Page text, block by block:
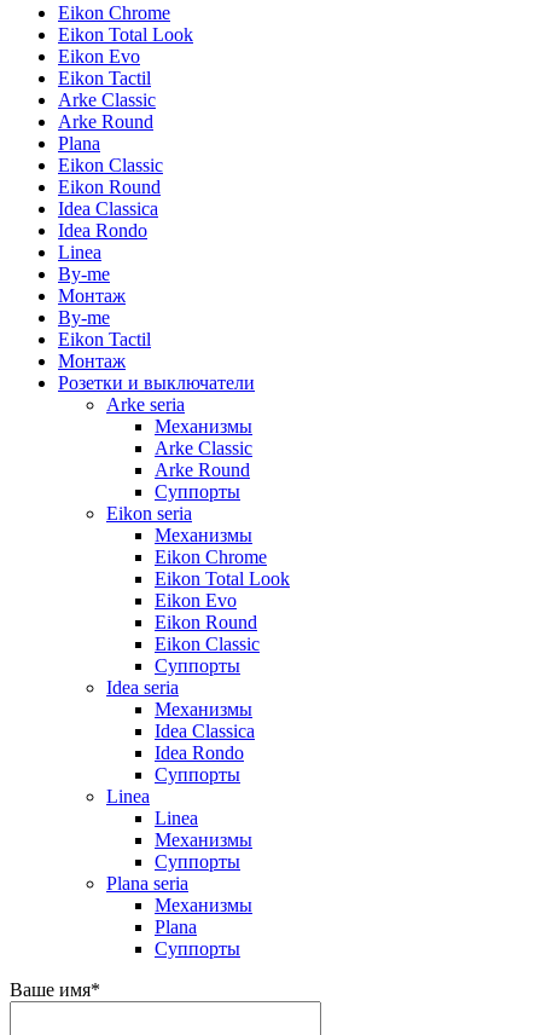
Eikon Chrome
Eikon Total Look
Eikon Evo
Eikon Tactil
Arke Classic
Arke Round
Plana
Eikon Classic
Eikon Round
Idea Classica
Idea Rondo
Linea
By-me
Монтаж
By-me
Eikon Tactil
Монтаж
Розетки и выключатели
Arke seria
Механизмы
Arke Classic
Arke Round
Суппорты
Eikon seria
Механизмы
Eikon Chrome
Eikon Total Look
Eikon Evo
Eikon Round
Eikon Classic
Суппорты
Idea seria
Механизмы
Idea Classica
Idea Rondo
Суппорты
Linea
Linea
Механизмы
Суппорты
Plana seria
Механизмы
Plana
Суппорты
Ваше имя*